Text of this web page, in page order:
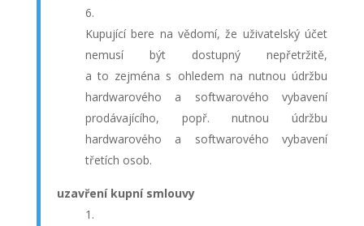
Kupující bere na vědomí, že uživatelský účet
nemusí být dostupný nepřetržitě,
a to zejména s ohledem na nutnou údržbu
hardwarového a softwarového vybavení
prodávajícího, popř. nutnou údržbu
hardwarového a softwarového vybavení
třetích osob.
uzavření kupní smlouvy